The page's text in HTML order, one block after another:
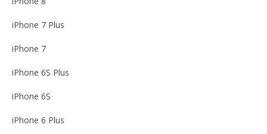
iPhone 7 Plus
iPhone 7
iPhone 6S Plus
iPhone 6S
iPhone 6 Plus